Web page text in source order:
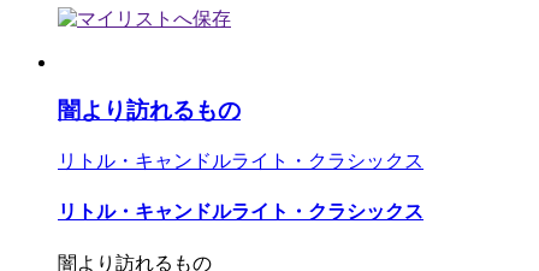
闇より訪れるもの
リトル・キャンドルライト・クラシックス
リトル・キャンドルライト・クラシックス
闇より訪れるもの